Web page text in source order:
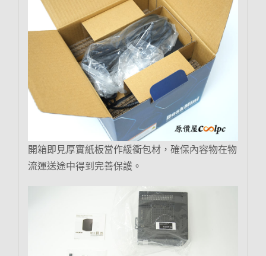
開箱即見厚實紙板當作緩衝包材，確保內容物在物
流運送途中得到完善保護。